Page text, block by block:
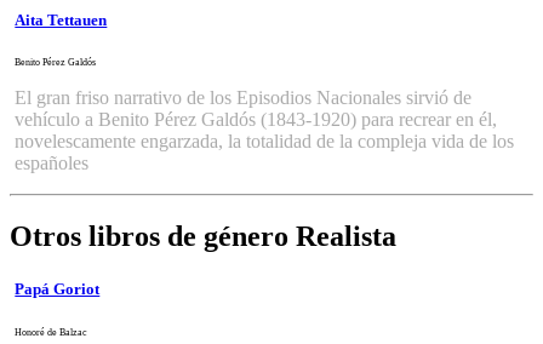
Aita Tettauen
Benito Pérez Galdós
El gran friso narrativo de los Episodios Nacionales sirvió de
vehículo a Benito Pérez Galdós (1843-1920) para recrear en él,
novelescamente engarzada, la totalidad de la compleja vida de los
españoles
Otros libros de género Realista
Papá Goriot
Honoré de Balzac